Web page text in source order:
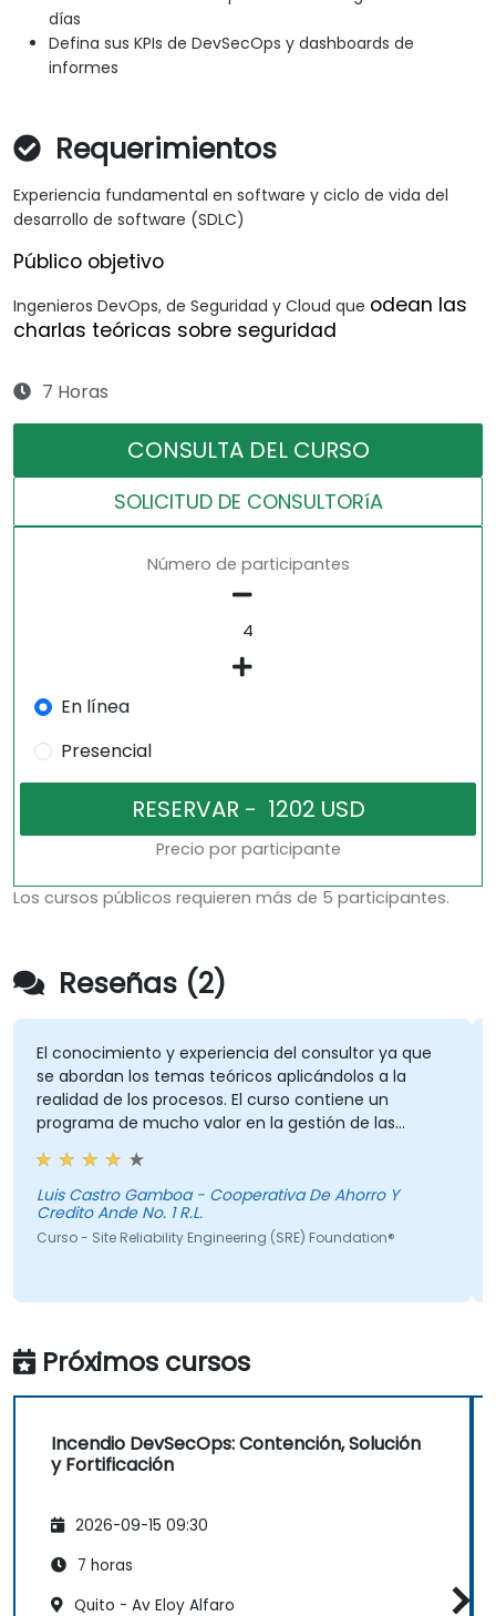
días
Defina sus KPIs de DevSecOps y dashboards de
informes
Requerimientos
Experiencia fundamental en software y ciclo de vida del
desarrollo de software (SDLC)
Público objetivo
Ingenieros DevOps, de Seguridad y Cloud que odean las
charlas teóricas sobre seguridad
7 Horas
CONSULTA DEL CURSO
SOLICITUD DE CONSULTORíA
Número de participantes
En línea
Presencial
Precio por participante
Los cursos públicos requieren más de 5 participantes.
Reseñas (2)
El conocimiento y experiencia del consultor ya que
se abordan los temas teóricos aplicándolos a la
realidad de los procesos. El curso contiene un
programa de mucho valor en la gestión de las
tecnologías de información.
Luis Castro Gamboa - Cooperativa De Ahorro Y
Credito Ande No. 1 R.L.
Curso - Site Reliability Engineering (SRE) Foundation®
Próximos cursos
Incendio DevSecOps: Contención, Solución
y Fortificación
2026-09-15 09:30
7 horas
Quito - Av Eloy Alfaro